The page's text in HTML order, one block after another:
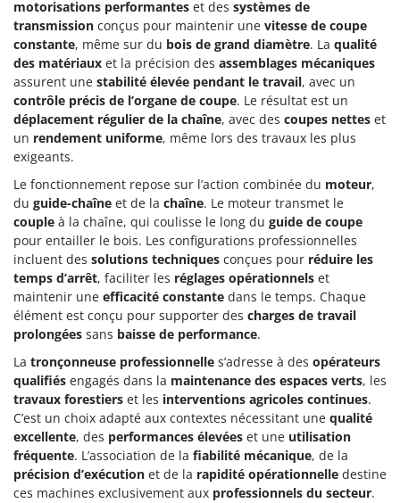
motorisations performantes et des systèmes de
transmission conçus pour maintenir une vitesse de coupe
constante, même sur du bois de grand diamètre. La qualité
des matériaux et la précision des assemblages mécaniques
assurent une stabilité élevée pendant le travail, avec un
contrôle précis de l’organe de coupe. Le résultat est un
déplacement régulier de la chaîne, avec des coupes nettes et
un rendement uniforme, même lors des travaux les plus
exigeants.
Le fonctionnement repose sur l’action combinée du moteur,
du guide-chaîne et de la chaîne. Le moteur transmet le
couple à la chaîne, qui coulisse le long du guide de coupe
pour entailler le bois. Les configurations professionnelles
incluent des solutions techniques conçues pour réduire les
temps d’arrêt, faciliter les réglages opérationnels et
maintenir une efficacité constante dans le temps. Chaque
élément est conçu pour supporter des charges de travail
prolongées sans baisse de performance.
La tronçonneuse professionnelle s’adresse à des opérateurs
qualifiés engagés dans la maintenance des espaces verts, les
travaux forestiers et les interventions agricoles continues.
C’est un choix adapté aux contextes nécessitant une qualité
excellente, des performances élevées et une utilisation
fréquente. L’association de la fiabilité mécanique, de la
précision d’exécution et de la rapidité opérationnelle destine
ces machines exclusivement aux professionnels du secteur.